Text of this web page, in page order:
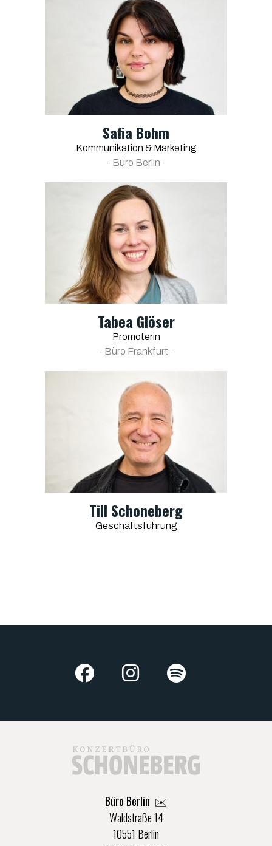
Safia Bohm
Kommunikation & Marketing
- Büro Berlin -
Tabea Glöser
Promoterin
- Büro Frankfurt -
Till Schoneberg
Geschäftsführung
Büro Berlin ✉️
Waldstraße 14
10551 Berlin